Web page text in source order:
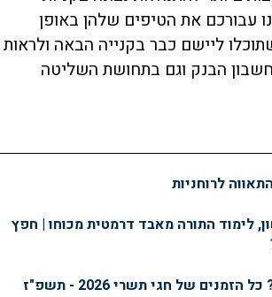
עבורכם את הטיפים שלהן באופן
ליישם כבר בקנייה הבאה ולראות
הבנק וגם בתחושת השליטה
לרוחניות
לימוד התורה מאבד דרמטית מכוחו | חפץ
של חגי תשרי 2026 - תשפ"ז